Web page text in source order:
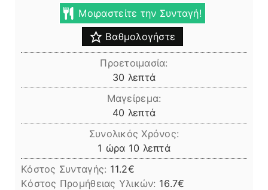
Μοιραστείτε την Συνταγή!
Βαθμολογήστε
Προετοιμασία:
30 λεπτά
λεπτά
Μαγείρεμα:
40 λεπτά
λεπτά
Συνολικός Χρόνος:
1 ώρα
ώρα 10 λεπτά
λεπτά
Κόστος Συνταγής: 11.2€
Kόστος Προμήθειας Υλικών: 16.7